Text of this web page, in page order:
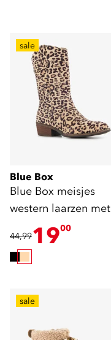
sale
Blue Box
Blue Box meisjes
western laarzen met
panterprint beige
44,991900
sale